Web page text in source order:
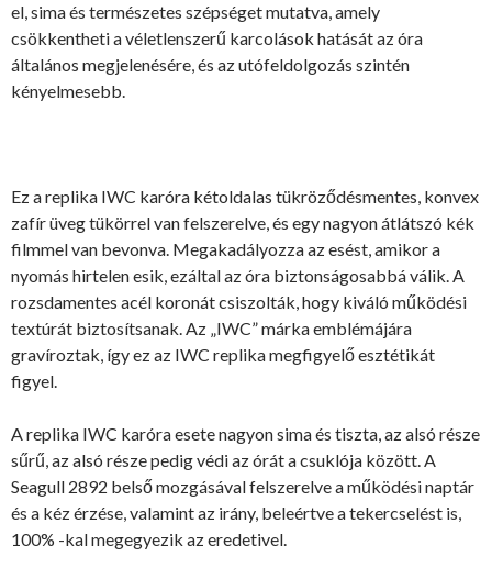
el, sima és természetes szépséget mutatva, amely
csökkentheti a véletlenszerű karcolások hatását az óra
általános megjelenésére, és az utófeldolgozás szintén
kényelmesebb.
Ez a replika IWC karóra kétoldalas tükröződésmentes, konvex
zafír üveg tükörrel van felszerelve, és egy nagyon átlátszó kék
filmmel van bevonva. Megakadályozza az esést, amikor a
nyomás hirtelen esik, ezáltal az óra biztonságosabbá válik. A
rozsdamentes acél koronát csiszolták, hogy kiváló működési
textúrát biztosítsanak. Az „IWC” márka emblémájára
gravíroztak, így ez az IWC replika megfigyelő esztétikát
figyel.
A replika IWC karóra esete nagyon sima és tiszta, az alsó része
sűrű, az alsó része pedig védi az órát a csuklója között. A
Seagull 2892 belső mozgásával felszerelve a működési naptár
és a kéz érzése, valamint az irány, beleértve a tekercselést is,
100% -kal megegyezik az eredetivel.